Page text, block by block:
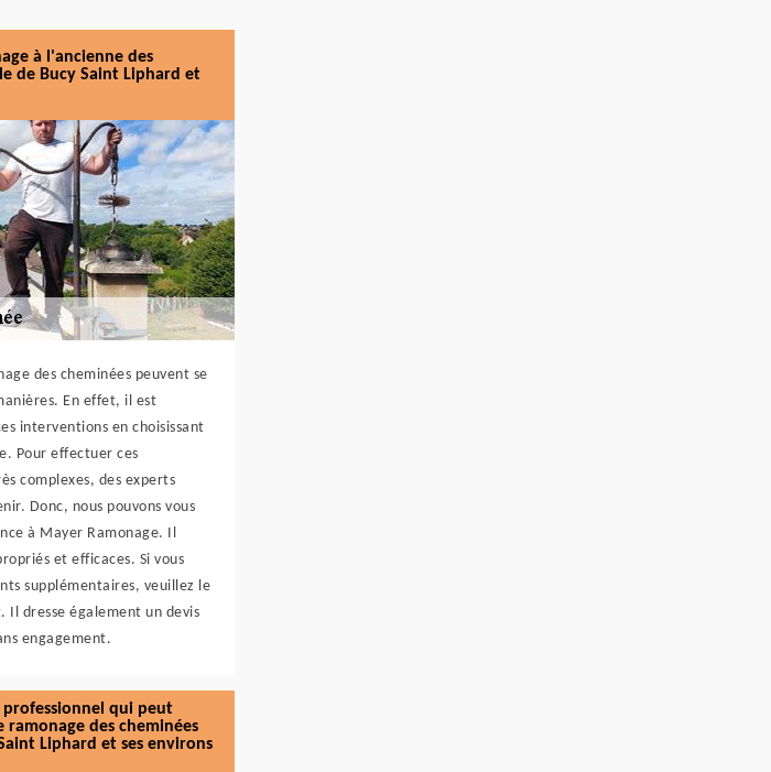
à l'ancienne des
de Bucy Saint Liphard et
des cheminées peuvent se
En effet, il est
interventions en choisissant
Pour effectuer ces
complexes, des experts
Donc, nous pouvons vous
à Mayer Ramonage. Il
et efficaces. Si vous
supplémentaires, veuillez le
dresse également un devis
engagement.
professionnel qui peut
ramonage des cheminées
Liphard et ses environs